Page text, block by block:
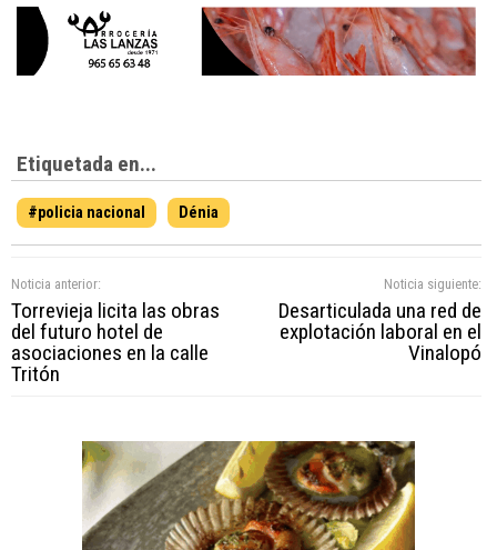
Etiquetada en...
#policia nacional Dénia
Noticia anterior:
Torrevieja licita las obras
del futuro hotel de
asociaciones en la calle
Tritón
Noticia siguiente:
Desarticulada una red de
explotación laboral en el
Vinalopó